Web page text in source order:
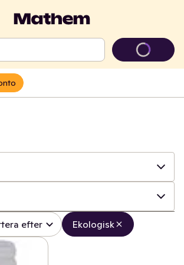
(1)
efter Ekologisk